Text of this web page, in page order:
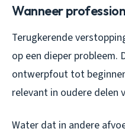
Wanneer
Terugkerende
op een dieper probleem.
ontwerpfout tot
relevant in oudere delen
Water dat in andere